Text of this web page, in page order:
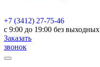
+7 (3412) 27-75-46
c 9:00 до 19:00 без выходных
Заказать
звонок